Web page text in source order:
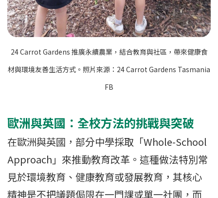
24 Carrot Gardens 推廣永續農業，結合教育與社區，帶來健康食
材與環境友善生活方式。照片來源：24 Carrot Gardens Tasmania
FB
歐洲與英國：全校方法的挑戰與突破
在歐洲與英國，部分中學採取「Whole-School
Approach」來推動教育改革。這種做法特別常
見於環境教育、健康教育或發展教育，其核心
精神是不把議題侷限在一門課或單一社團，而